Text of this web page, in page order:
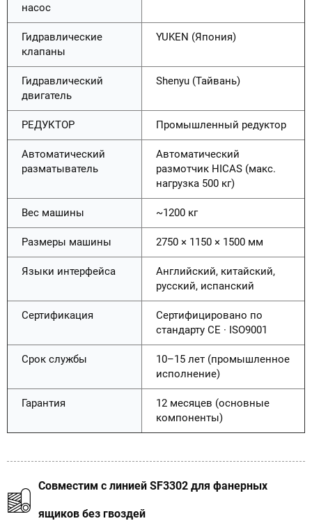
насос
Гидравлические
клапаны
YUKEN (Япония)
Гидравлический
двигатель
Shenyu (Тайвань)
РЕДУКТОР Промышленный редуктор
Автоматический
разматыватель
Автоматический
размотчик HICAS (макс.
нагрузка 500 кг)
Вес машины ~1200 кг
Размеры машины 2750 × 1150 × 1500 мм
Языки интерфейса
Английский, китайский,
русский, испанский
Сертификация
Сертифицировано по
стандарту CE · ISO9001
Срок службы
10–15 лет (промышленное
исполнение)
Гарантия
12 месяцев (основные
компоненты)
Совместим с линией SF3302 для фанерных
ящиков без гвоздей